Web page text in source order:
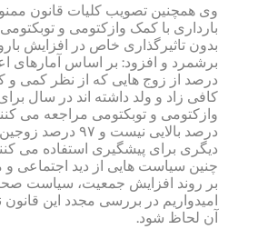
وی همچنین تصویب کلیات قانون
بارداری با کمک وازکتومی و
بدون تاثیرگذاری خاص در افزایش
درصد از زوج هایی که از نظر کمی و
کافی زاد و ولد داشته اند در سال
وازکتومی و توبکتومی مراجعه می
درصد بالایی نیست و
دیگری برای پیشگیری استفاده می کنند.
چنین سیاست هایی از دید اجتماعی و
بر روند افزایش جمعیت، سیاست
امیدواریم در بررسی مجدد این قانون
آن لحاظ شود.